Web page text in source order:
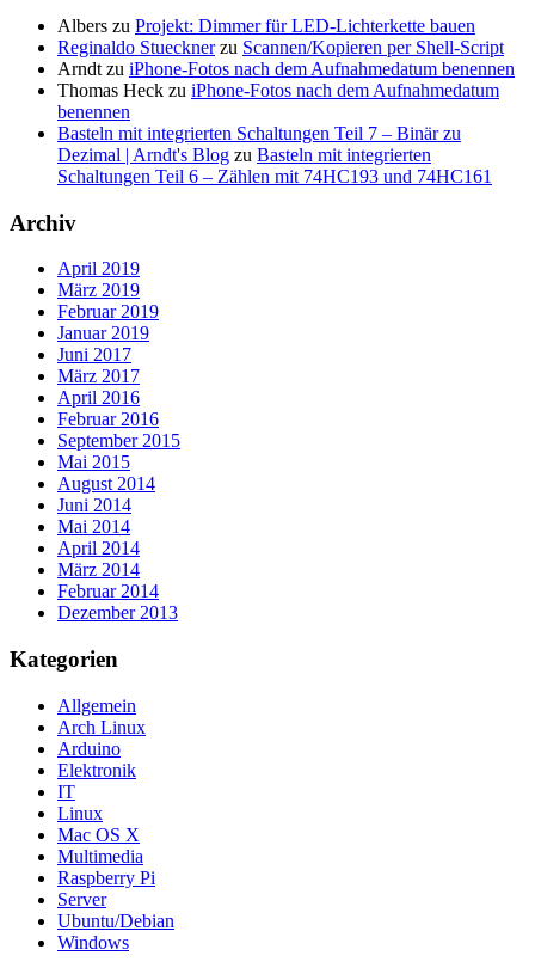
Albers zu Projekt: Dimmer für LED-Lichterkette bauen
Reginaldo Stuecknerzu Scannen/Kopieren per Shell-Script
Arndt zu iPhone-Fotos nach dem Aufnahmedatum benennen
Thomas Heck zu iPhone-Fotos nach dem Aufnahmedatum
benennen
Basteln mit integrierten Schaltungen Teil 7 – Binär zu
Dezimal | Arndt's Blog zu Basteln mit integrierten
Schaltungen Teil 6 – Zählen mit 74HC193 und 74HC161
Archiv
April 2019
März 2019
Februar 2019
Januar 2019
Juni 2017
März 2017
April 2016
Februar 2016
September 2015
Mai 2015
August 2014
Juni 2014
Mai 2014
April 2014
März 2014
Februar 2014
Dezember 2013
Kategorien
Allgemein
Arch Linux
Arduino
Elektronik
IT
Linux
Mac OS X
Multimedia
Raspberry Pi
Server
Ubuntu/Debian
Windows